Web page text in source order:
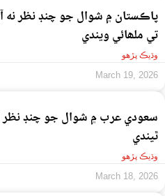
تي ملھائي ويندي
وڌيڪ پڙهو
March 19, 2026
ٿيندي
وڌيڪ پڙهو
March 18, 2026